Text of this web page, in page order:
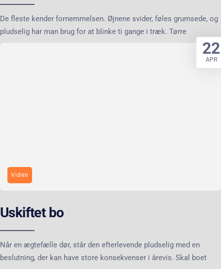
De fleste kender fornemmelsen. Øjnene svider, føles grumsede, og
pludselig har man brug for at blinke ti gange i træk. Tørre
Viden
Uskiftet bo
Når en ægtefælle dør, står den efterlevende pludselig med en
beslutning, der kan have store konsekvenser i årevis. Skal boet
22
APR